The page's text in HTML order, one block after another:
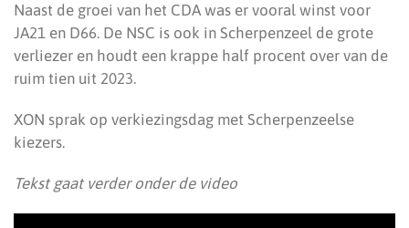
Naast de groei van het CDA was er vooral winst voor
JA21 en D66. De NSC is ook in Scherpenzeel de grote
verliezer en houdt een krappe half procent over van de
ruim tien uit 2023.
XON sprak op verkiezingsdag met Scherpenzeelse
kiezers.
Tekst gaat verder onder de video